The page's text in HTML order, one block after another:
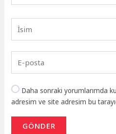
Daha sonraki yorumlarımda
adresim ve site adresim bu
GÖNDER